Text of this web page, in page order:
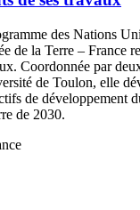
des Nations
de la Terre – France
Coordonnée par
de Toulon, elle
de développement
de 2030.